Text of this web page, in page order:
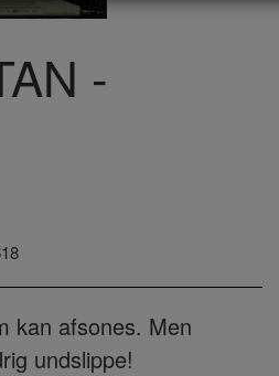
-
kan afsones. Men
undslippe!